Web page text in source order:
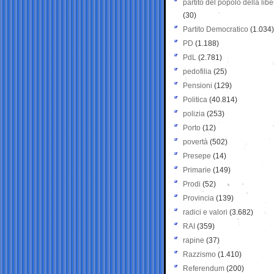
partito del popolo della
(30)
Partito Democratico (1.034)
PD (1.188)
PdL (2.781)
pedofilia (25)
Pensioni (129)
Politica (40.814)
polizia (253)
Porto (12)
povertà (502)
Presepe (14)
Primarie (149)
Prodi (52)
Provincia (139)
radici e valori (3.682)
RAI (359)
rapine (37)
Razzismo (1.410)
Referendum (200)